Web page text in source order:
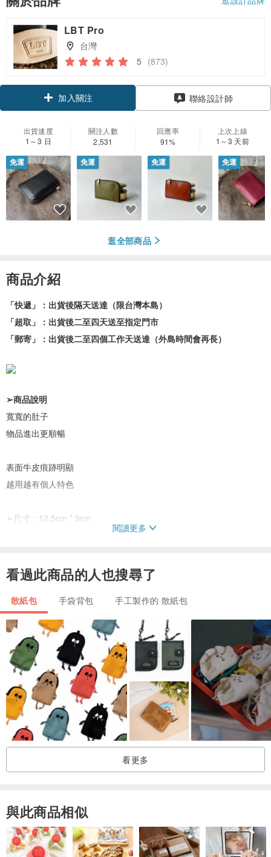
LBT Pro
台灣
5 (873)
加入關注 聯絡設計師
出貨速度
1～3 日
關注人數
2,531
回應率
91%
上次上線
1～3 天前
免運 免運 免運 免運
逛全部商品
商品介紹
「快遞」：出貨後隔天送達（限台灣本島）
「超取」：出貨後二至四天送至指定門市
「郵寄」：出貨後二至四個工作天送達（外島時間會再長）
➢商品說明
寬寬的肚子
物品進出更順暢
表面牛皮痕跡明顯
越用越有個人特色
➢尺寸：12.5cm * 9cm
✎使用後皮革顏色會愈來愈油亮、皮紋愈來愈漂亮
**************************************************
➢注意事項
✎設計館產品以植鞣牛皮製作
每一批皮料顏色和紋路痕跡皆有些微差異
為植鞣牛皮特色之一
✎碰水後自然陰乾即可，切勿曝曬或加速乾燥。
✎使用一段時間後，若覺得皮面乾燥，可使用透明保養油補充油脂。
閱讀更多
看過此商品的人也搜尋了
散紙包 手袋背包 手工製作的 散紙包
看更多
與此商品相似